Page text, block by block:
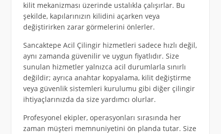
kilit mekanizması üzerinde ustalıkla çalışırlar. Bu
şekilde, kapılarınızın kilidini açarken veya
değiştirirken zarar görmelerini önlerler.
Sancaktepe Acil Çilingir hizmetleri sadece hızlı değil,
aynı zamanda güvenilir ve uygun fiyatlıdır. Size
sunulan hizmetler yalnızca acil durumlarla sınırlı
değildir; ayrıca anahtar kopyalama, kilit değiştirme
veya güvenlik sistemleri kurulumu gibi diğer çilingir
ihtiyaçlarınızda da size yardımcı olurlar.
Profesyonel ekipler, operasyonları sırasında her
zaman müşteri memnuniyetini ön planda tutar. Size